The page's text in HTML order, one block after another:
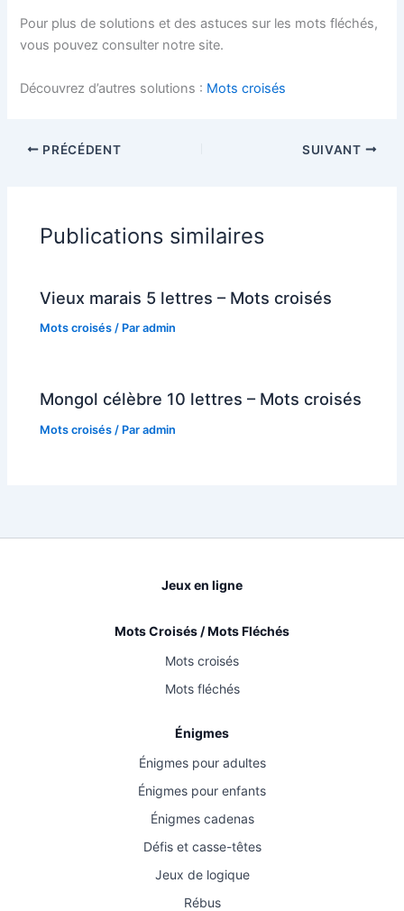
Pour plus de solutions et des astuces sur les mots fléchés,
vous pouvez consulter notre site.
Découvrez d’autres solutions : Mots croisés
PRÉCÉDENT SUIVANT
Publications similaires
Vieux marais 5 lettres – Mots croisés
Mots croisés / Paradmin
Mongol célèbre 10 lettres – Mots croisés
Mots croisés / Paradmin
Jeux en ligne
Mots Croisés / Mots Fléchés
Mots croisés
Mots fléchés
Énigmes
Énigmes pour adultes
Énigmes pour enfants
Énigmes cadenas
Défis et casse-têtes
Jeux de logique
Rébus